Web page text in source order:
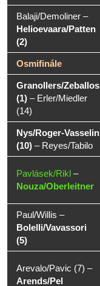
Balaji/Demoliner –
Helioevaara/Patten
(2)
Osmifinále
Granollers/Zeballos
(1) – Erler/Miedler
(14)
Nys/Roger-Vasselin
(10) – Reyes/Tabilo
Pavlásek/Rikl –
Nouza/Oberleitner
Paul/Willis –
Bolelli/Vavassori
(5)
Arevalo/Pavic (7) –
Arends/Pel